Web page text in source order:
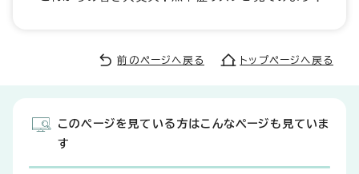
前のページへ戻る トップページへ戻る
このページを見ている方はこんなページも見ていま
す